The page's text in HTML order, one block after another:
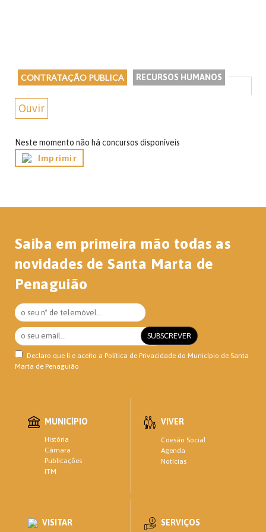
CONTRATAÇÃO PUBLICA RECURSOS HUMANOS
Ouvir
Neste momento não há concursos disponíveis
Imprimir
Saiba em primeira mão todas as
novidades de Santa Marta de
Penaguião
Declaro que li e aceito a Política de Privacidade do Município de Santa
Marta de Penaguião
MUNICÍPIO
História
Câmara
Publicações
ITM
VIVER
Coesão Social
Agenda
Notícias
VISITAR SERVIÇOS